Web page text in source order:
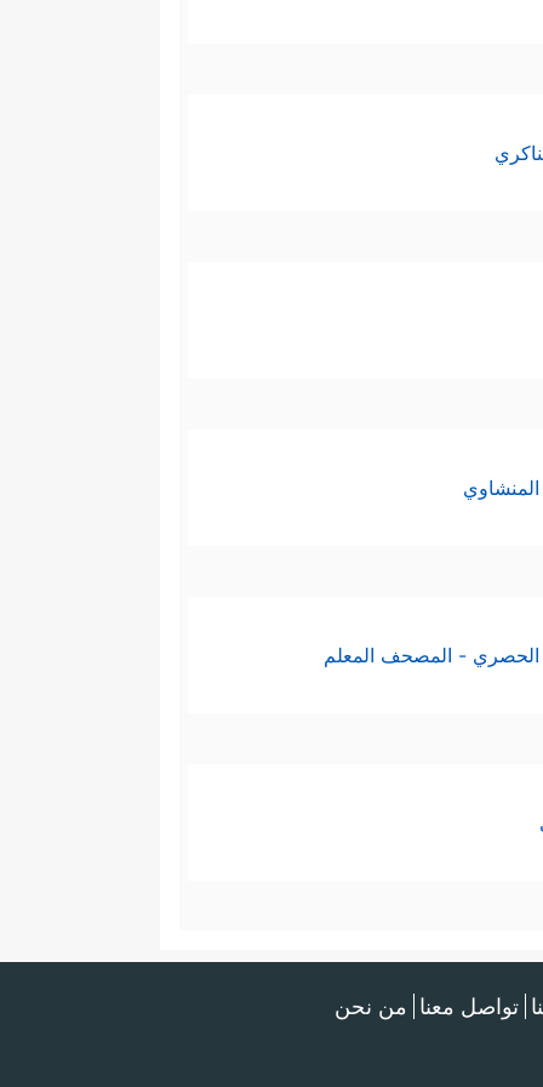
الحصري - المصحف المعلم
تواصل معنا من نحن